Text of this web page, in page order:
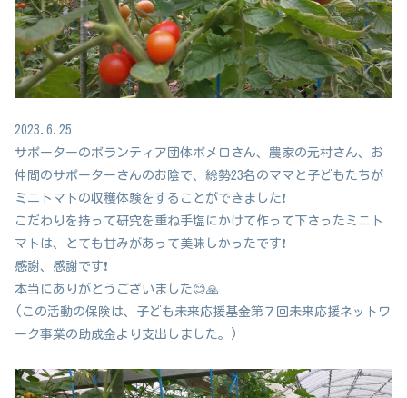
2023.6.25
サポーターのボランティア団体ポメロさん、農家の元村さん、お
仲間のサポーターさんのお陰で、総勢23名のママと子どもたちが
ミニトマトの収穫体験をすることができました❗️
こだわりを持って研究を重ね手塩にかけて作って下さったミニト
マトは、とても甘みがあって美味しかったです❗️
感謝、感謝です❗️
本当にありがとうございました😊🙏
(この活動の保険は、子ども未来応援基金第７回未来応援ネットワ
ーク事業の助成金より支出しました。)